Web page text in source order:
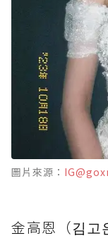
圖片來源：
金高恩（김고